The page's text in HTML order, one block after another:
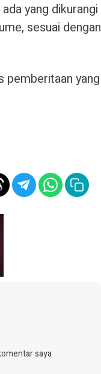
yang dikurangi
sesuai dengan
pemberitaan yang
saya